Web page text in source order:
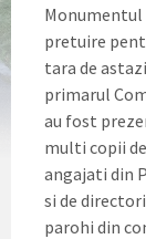
Monumentul
pretuire
tara de
primarul
au fost
multi copii
angajati din
si de
parohi din